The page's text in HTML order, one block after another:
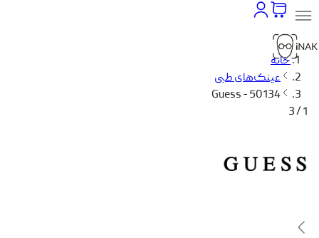
خانه
عینک‌های طبی
Guess - 50134
1 / 3